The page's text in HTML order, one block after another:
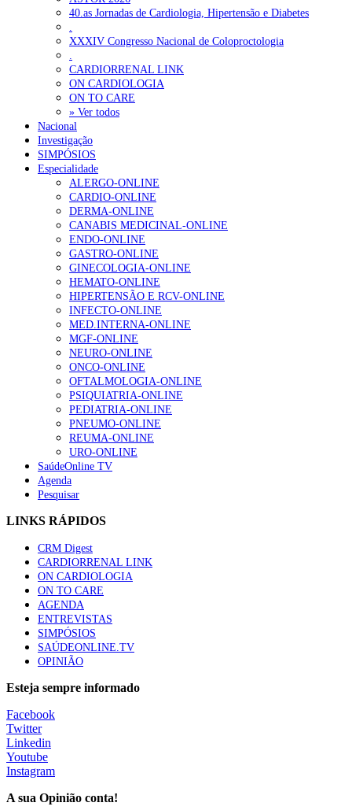
40.as Jornadas de Cardiologia, Hipertensão e Diabetes
.
XXXIV Congresso Nacional de Coloproctologia
.
CARDIORRENAL LINK
ON CARDIOLOGIA
ON TO CARE
» Ver todos
Nacional
Investigação
SIMPÓSIOS
Especialidade
ALERGO-ONLINE
CARDIO-ONLINE
DERMA-ONLINE
CANABIS MEDICINAL-ONLINE
ENDO-ONLINE
GASTRO-ONLINE
GINECOLOGIA-ONLINE
HEMATO-ONLINE
HIPERTENSÃO E RCV-ONLINE
INFECTO-ONLINE
MED.INTERNA-ONLINE
MGF-ONLINE
NEURO-ONLINE
ONCO-ONLINE
OFTALMOLOGIA-ONLINE
PSIQUIATRIA-ONLINE
PEDIATRIA-ONLINE
PNEUMO-ONLINE
REUMA-ONLINE
URO-ONLINE
SaúdeOnline TV
Agenda
Pesquisar
LINKS RÁPIDOS
CRM Digest
CARDIORRENAL LINK
ON CARDIOLOGIA
ON TO CARE
AGENDA
ENTREVISTAS
SIMPÓSIOS
SAÚDEONLINE.TV
OPINIÃO
Esteja sempre informado
Facebook
Twitter
Linkedin
Youtube
Instagram
A sua Opinião conta!